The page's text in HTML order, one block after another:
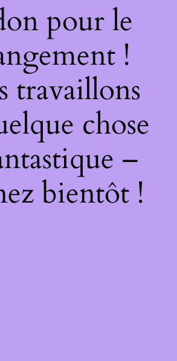
pour le
!
travaillons
chose
–
bientôt !